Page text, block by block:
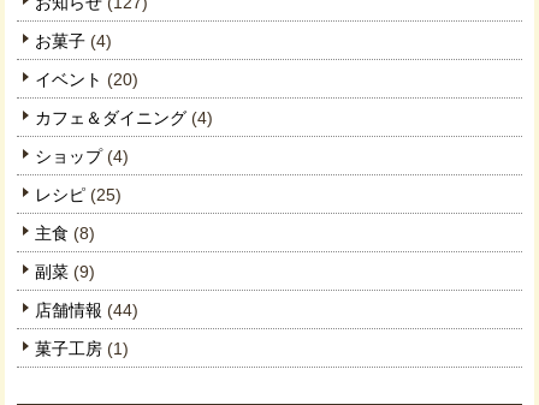
お菓子 (4)
イベント (20)
カフェ＆ダイニング (4)
ショップ(4)
レシピ (25)
主食 (8)
副菜 (9)
店舗情報 (44)
菓子工房 (1)